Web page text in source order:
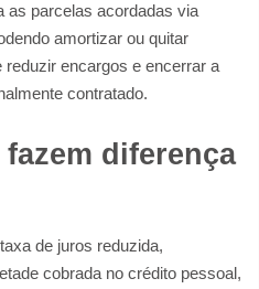
as parcelas acordadas via
amortizar ou quitar
encargos e encerrar a
contratado.
diferença
de juros reduzida,
cobrada no crédito pessoal,